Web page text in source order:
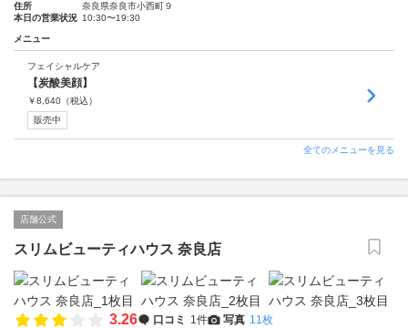
住所
奈良県奈良市小西町９
本日の営業状況 10:30〜19:30
メニュー
フェイシャルケア
【炭酸美顔】
￥8,640 （税込）
販売中
全てのメニューを見る
店舗公式
スリムビューティハウス 奈良店
3.26 口コミ 1件 写真 11枚